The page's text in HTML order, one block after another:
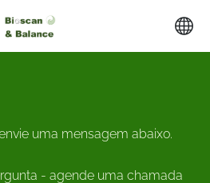
uma mensagem abaixo.
- agende uma chamada